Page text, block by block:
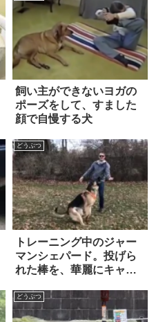
飼い主ができないヨガの
ポーズをして、すました
顔で自慢する犬
どうぶつ
トレーニング中のジャー
マンシェパード。投げら
れた棒を、華麗にキャッ
想外の展開に！
どうぶつ